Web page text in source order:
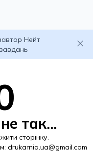
Нейт
так...
сторінку.
drukarnia.ua@gmail.com